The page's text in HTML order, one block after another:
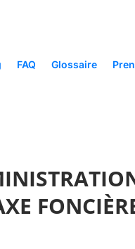
FAQ Glossaire